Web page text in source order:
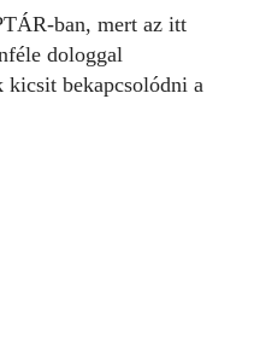
ban, mert az itt
dologgal
kicsit bekapcsolódni a